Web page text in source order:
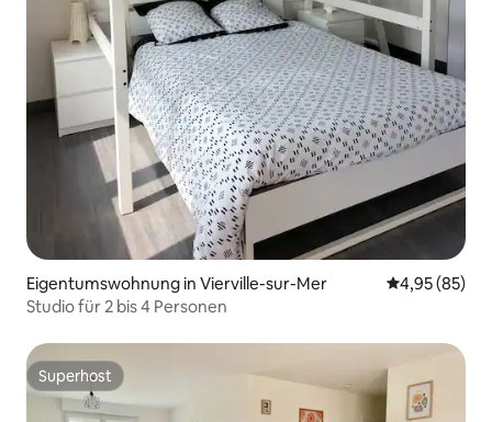
Eigentumswohnung in Vierville-sur-Mer
4,95 (85)
Studio für 2 bis 4 Personen
Superhost
Superhost